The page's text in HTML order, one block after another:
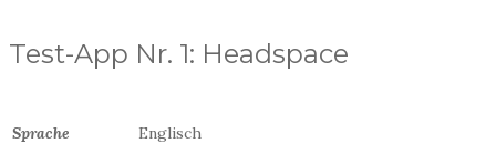
Test-App Nr. 1: Headspace
Sprache Englisch